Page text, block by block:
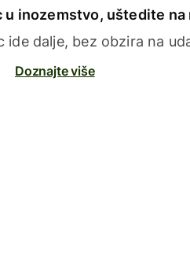
u inozemstvo, uštedite na
ide dalje, bez obzira na
Doznajte više